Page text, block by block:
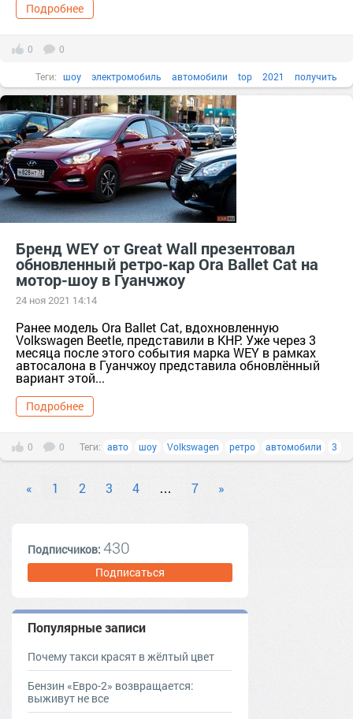
Подробнее
0 0
Теги: шоу электромобиль автомобили top 2021 получить
Бренд WEY от Great Wall презентовал
обновленный ретро-кар Ora Ballet Cat на
мотор-шоу в Гуанчжоу
24 ноя 2021 14:14
Ранее модель Ora Ballet Cat, вдохновленную
Volkswagen Beetle, представили в КНР. Уже через 3
месяца после этого события марка WEY в рамках
автосалона в Гуанчжоу представила обновлённый
вариант этой...
Подробнее
0 0 Теги: авто шоу Volkswagen ретро автомобили 3
« 1 2 3 4 … 7 »
Подписчиков: 430
Подписаться
Популярные записи
Почему такси красят в жёлтый цвет
Бензин «Евро-2» возвращается:
выживут не все